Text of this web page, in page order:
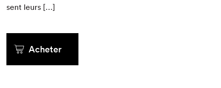
sent leurs […]
Acheter